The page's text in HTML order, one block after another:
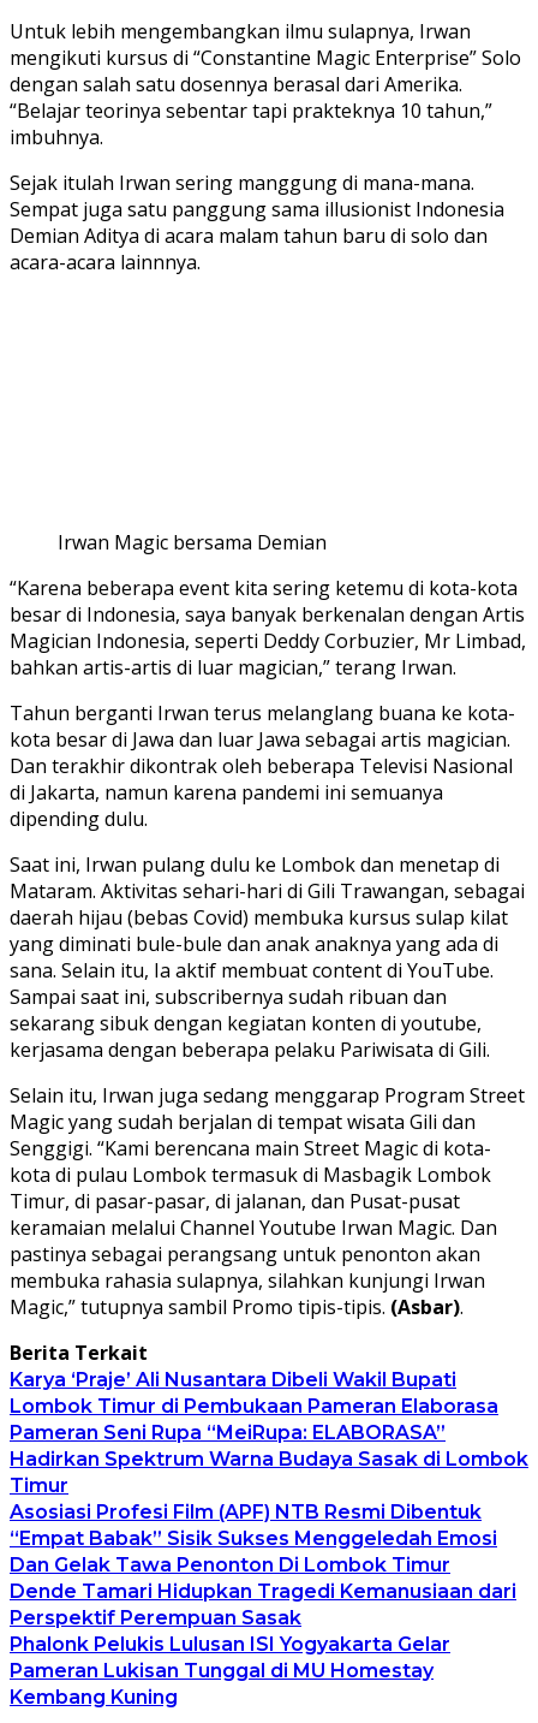
Untuk lebih mengembangkan ilmu sulapnya, Irwan
mengikuti kursus di “Constantine Magic Enterprise” Solo
dengan salah satu dosennya berasal dari Amerika.
“Belajar teorinya sebentar tapi prakteknya 10 tahun,”
imbuhnya.
Sejak itulah Irwan sering manggung di mana-mana.
Sempat juga satu panggung sama illusionist Indonesia
Demian Aditya di acara malam tahun baru di solo dan
acara-acara lainnnya.
Irwan Magic bersama Demian
“Karena beberapa event kita sering ketemu di kota-kota
besar di Indonesia, saya banyak berkenalan dengan Artis
Magician Indonesia, seperti Deddy Corbuzier, Mr Limbad,
bahkan artis-artis di luar magician,” terang Irwan.
Tahun berganti Irwan terus melanglang buana ke kota-
kota besar di Jawa dan luar Jawa sebagai artis magician.
Dan terakhir dikontrak oleh beberapa Televisi Nasional
di Jakarta, namun karena pandemi ini semuanya
dipending dulu.
Saat ini, Irwan pulang dulu ke Lombok dan menetap di
Mataram. Aktivitas sehari-hari di Gili Trawangan, sebagai
daerah hijau (bebas Covid) membuka kursus sulap kilat
yang diminati bule-bule dan anak anaknya yang ada di
sana. Selain itu, Ia aktif membuat content di YouTube.
Sampai saat ini, subscribernya sudah ribuan dan
sekarang sibuk dengan kegiatan konten di youtube,
kerjasama dengan beberapa pelaku Pariwisata di Gili.
Selain itu, Irwan juga sedang menggarap Program Street
Magic yang sudah berjalan di tempat wisata Gili dan
Senggigi. “Kami berencana main Street Magic di kota-
kota di pulau Lombok termasuk di Masbagik Lombok
Timur, di pasar-pasar, di jalanan, dan Pusat-pusat
keramaian melalui Channel Youtube Irwan Magic. Dan
pastinya sebagai perangsang untuk penonton akan
membuka rahasia sulapnya, silahkan kunjungi Irwan
Magic,” tutupnya sambil Promo tipis-tipis. (Asbar).
Berita Terkait
Karya ‘Praje’ Ali Nusantara Dibeli Wakil Bupati
Lombok Timur di Pembukaan Pameran Elaborasa
Pameran Seni Rupa “MeiRupa: ELABORASA”
Hadirkan Spektrum Warna Budaya Sasak di Lombok
Timur
Asosiasi Profesi Film (APF) NTB Resmi Dibentuk
“Empat Babak” Sisik Sukses Menggeledah Emosi
Dan Gelak Tawa Penonton Di Lombok Timur
Dende Tamari Hidupkan Tragedi Kemanusiaan dari
Perspektif Perempuan Sasak
Phalonk Pelukis Lulusan ISI Yogyakarta Gelar
Pameran Lukisan Tunggal di MU Homestay
Kembang Kuning